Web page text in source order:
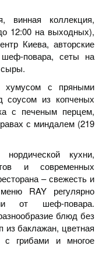
винная коллекция,
12:00 на выходных),
Киева, авторские
повара, сеты на
сыры.
хумусом с пряными
соусом из копченых
с печеным перцем,
с миндалем (219
кухни,
и современных
– свежесть и
RAY регулярно
от шеф-повара.
блюд без
баклажан, цветная
с грибами и многое